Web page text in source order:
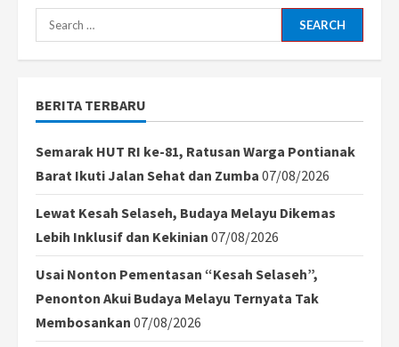
Search
for:
BERITA TERBARU
Semarak HUT RI ke-81, Ratusan Warga Pontianak
Barat Ikuti Jalan Sehat dan Zumba 07/08/2026
Lewat Kesah Selaseh, Budaya Melayu Dikemas
Lebih Inklusif dan Kekinian 07/08/2026
Usai Nonton Pementasan “Kesah Selaseh”,
Penonton Akui Budaya Melayu Ternyata Tak
Membosankan 07/08/2026